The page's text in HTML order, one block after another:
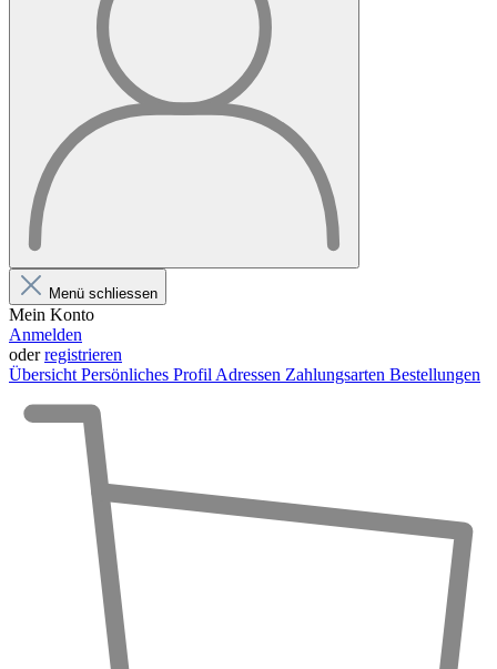
Menü schliessen
Mein Konto
Anmelden
oderregistrieren
Übersicht Persönliches Profil Adressen Zahlungsarten Bestellungen